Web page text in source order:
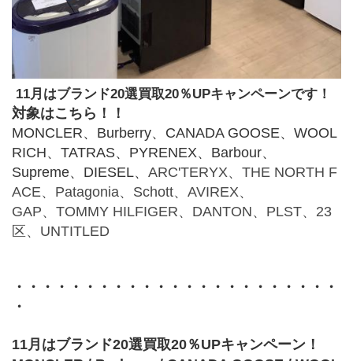
11月はブランド20選買取20％UPキャンペーンです！
対象はこちら！！
MONCLER、Burberry、CANADA GOOSE、WOOL
RICH、TATRAS、PYRENEX、Barbour、
Supreme、DIESEL、 ARC'TERYX、THE NORTH F
ACE、Patagonia、Schott、AVIREX、
GAP、TOMMY HILFIGER、DANTON、PLST、23
区、UNTITLED
・・・・・・・・・・・・・・・・・・・・・・・
・
11月はブランド20選買取20％UPキャンペーン！